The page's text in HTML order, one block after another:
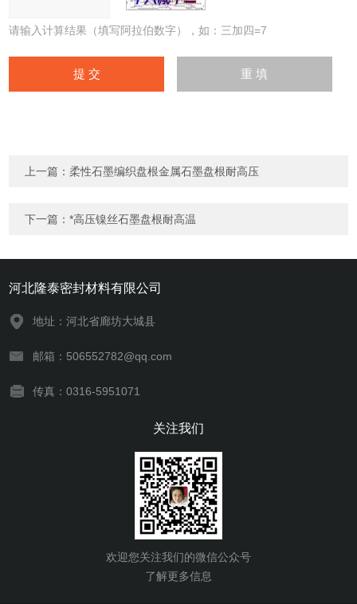
请输入计算结果（填写阿拉伯数字），如：三加四=7
上一篇：柔性石墨编织盘根金属石墨盘根耐高压
下一篇：*高压镍丝石墨盘根耐高温
河北隆泰密封材料有限公司
地址：河北省廊坊大城县
邮箱：506552782@qq.com
传真：0316-5951071
关注我们
欢迎您关注我们的微信公众号
了解更多信息